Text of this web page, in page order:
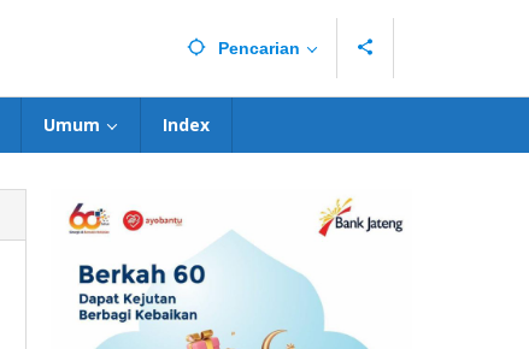
Pencarian
Umum Index